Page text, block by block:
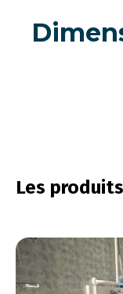
Les